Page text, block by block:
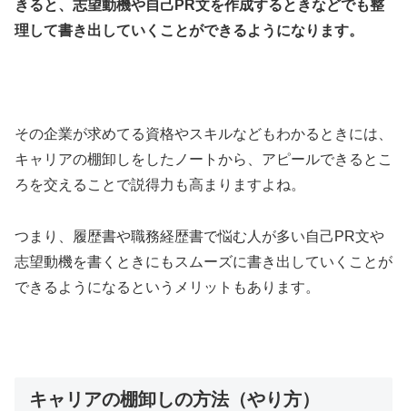
きると、志望動機や自己PR文を作成するときなどでも整
理して書き出していくことができるようになります。
その企業が求めてる資格やスキルなどもわかるときには、
キャリアの棚卸しをしたノートから、アピールできるとこ
ろを交えることで説得力も高まりますよね。
つまり、履歴書や職務経歴書で悩む人が多い自己PR文や
志望動機を書くときにもスムーズに書き出していくことが
できるようになるというメリットもあります。
キャリアの棚卸しの方法（やり方）